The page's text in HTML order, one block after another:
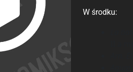
W środku: